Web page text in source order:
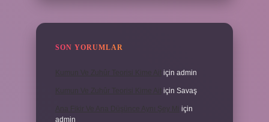
SON YORUMLAR
için admin
için Savaş
için
admin